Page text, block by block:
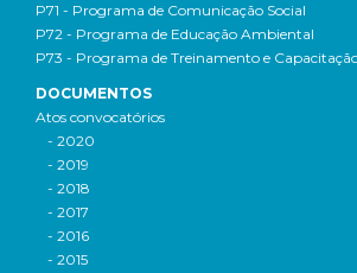
P71 - Programa de Comunicação Social
P72 - Programa de Educação Ambiental
P73 - Programa de Treinamento e
DOCUMENTOS
Atos convocatórios
- 2020
- 2019
- 2018
- 2017
- 2016
- 2015